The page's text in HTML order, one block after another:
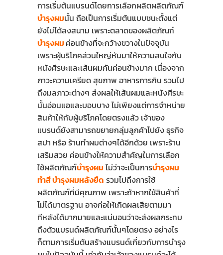
การเริ่มต้นแบรนด์โดยการเลือกผลิตผลิตภัณฑ์
บำรุงผมนั้น ถือเป็นการเริ่มต้นแบบชนะตั้งแต่
ยังไม่ได้ลงสนาม เพราะตลาดของผลิตภัณฑ์
บำรุงผมค่อนข้างที่จะกว้างขวางในปัจจุบัน
เพราะผู้บริโภคส่วนใหญ่หันมาให้ความสนใจกับ
หนังศีรษะและเส้นผมกันค่อนข้างมาก เนื่องจาก
ภาวะความเครียด สุขภาพ อาหารการกิน รวมไป
ถึงมลภาวะต่างๆ ส่งผลให้เส้นผมและหนังศีรษะ
นั้นอ่อนแอและบอบบาง ไม่เพียงแต่การจำหน่าย
สินค้าให้กับผู้บริโภคโดยตรงแล้ว เจ้าของ
แบรนด์ยังสามารถขยายกลุ่มลูกค้าไปยัง ธุรกิจ
สปา หรือ ร้านทำผมต่างๆได้อีกด้วย เพราะร้าน
เสริมสวย ค่อนข้างให้ความสำคัญในการเลือก
ใช้ผลิตภัณฑ์บำรุงผมไม่ว่าจะเป็นการบำรุงผม
ทำสี บำรุงผมหลังยืด รวมไปถึงการใช้
ผลิตภัณฑ์ที่มีคุณภาพ เพราะถ้าหากใช้สินค้าที่
ไม่ได้มาตรฐาน อาจก่อให้เกิดผลเสียตามมา
ทีหลังได้มากมายและแน่นอนว่าจะส่งผลกระทบ
ถึงตัวแบรนด์ผลิตภัณฑ์นั้นๆโดยตรง อย่างไร
ก็ตามการเริ่มต้นสร้างแบรนด์เกี่ยวกับการบำรุง